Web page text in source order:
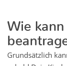
Wie kann
Grundsätzlich